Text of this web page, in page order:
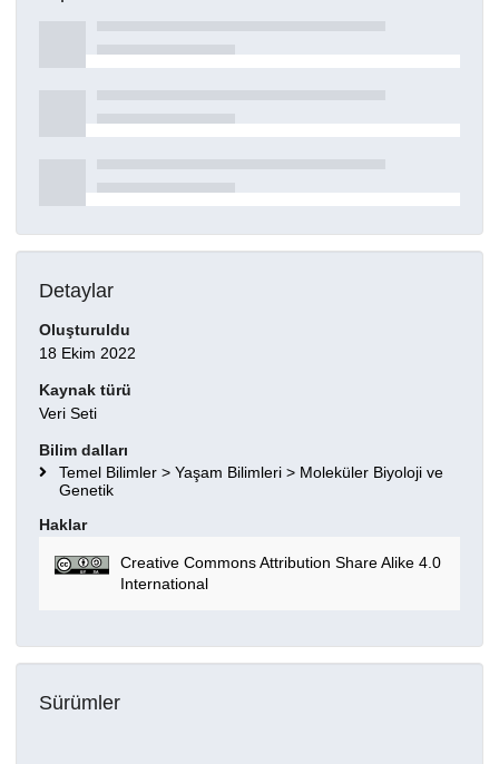
Detaylar
Oluşturuldu
18 Ekim 2022
Kaynak türü
Veri Seti
Bilim dalları
Temel Bilimler > Yaşam Bilimleri > Moleküler Biyoloji ve
Genetik
Haklar
Creative Commons Attribution Share Alike 4.0
International
Sürümler